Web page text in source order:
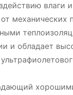
влаги и
механических
и обладает